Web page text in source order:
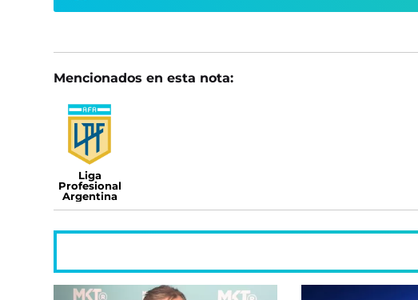
Mencionados en esta nota:
Liga
Profesional
Argentina